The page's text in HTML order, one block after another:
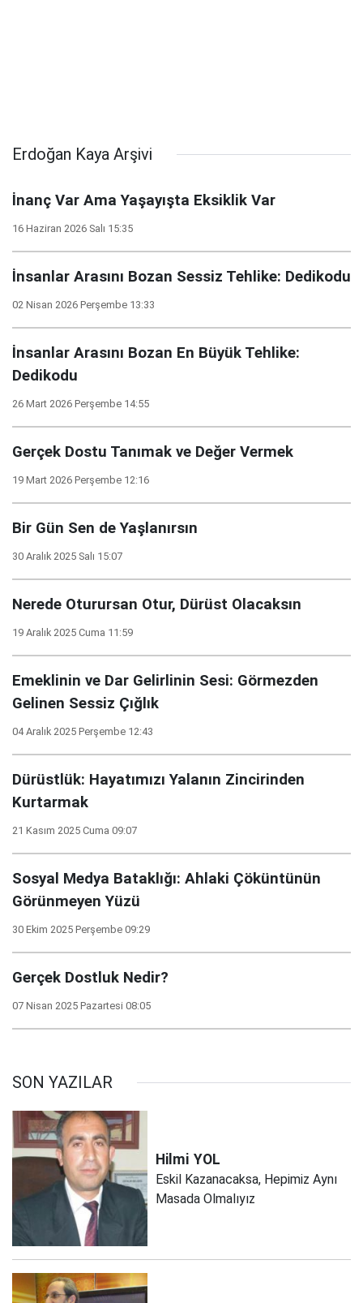
Erdoğan Kaya Arşivi
İnanç Var Ama Yaşayışta Eksiklik Var
16 Haziran 2026 Salı 15:35
İnsanlar Arasını Bozan Sessiz Tehlike: Dedikodu
02 Nisan 2026 Perşembe 13:33
İnsanlar Arasını Bozan En Büyük Tehlike:
Dedikodu
26 Mart 2026 Perşembe 14:55
Gerçek Dostu Tanımak ve Değer Vermek
19 Mart 2026 Perşembe 12:16
Bir Gün Sen de Yaşlanırsın
30 Aralık 2025 Salı 15:07
Nerede Oturursan Otur, Dürüst Olacaksın
19 Aralık 2025 Cuma 11:59
Emeklinin ve Dar Gelirlinin Sesi: Görmezden
Gelinen Sessiz Çığlık
04 Aralık 2025 Perşembe 12:43
Dürüstlük: Hayatımızı Yalanın Zincirinden
Kurtarmak
21 Kasım 2025 Cuma 09:07
Sosyal Medya Bataklığı: Ahlaki Çöküntünün
Görünmeyen Yüzü
30 Ekim 2025 Perşembe 09:29
Gerçek Dostluk Nedir?
07 Nisan 2025 Pazartesi 08:05
SON YAZILAR
Hilmi YOL
Eskil Kazanacaksa, Hepimiz Aynı
Masada Olmalıyız